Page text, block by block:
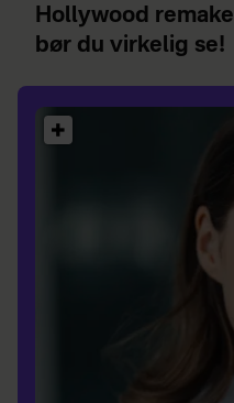
Hollywood remake
bør du virkelig se!